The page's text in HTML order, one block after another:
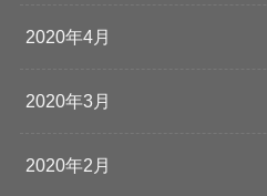
2020年4月
2020年3月
2020年2月